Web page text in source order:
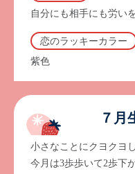
自分にも相手にも労い
恋のラッキーカラー
紫色
７月
小さなことにクヨクヨ
今月は3歩歩いて2歩下